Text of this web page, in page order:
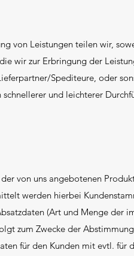
von Leistungen teilen wir,
wir zur Erbringung der
Spediteure, oder
und leichterer
von uns angebotenen
werden hierbei
(Art und Menge der
zum Zwecke der
für den Kunden mit evtl. für